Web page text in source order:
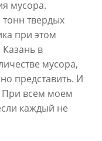
мусора.
тонн твердых
при этом
Казань в
мусора,
представить. И
При всем моем
каждый не